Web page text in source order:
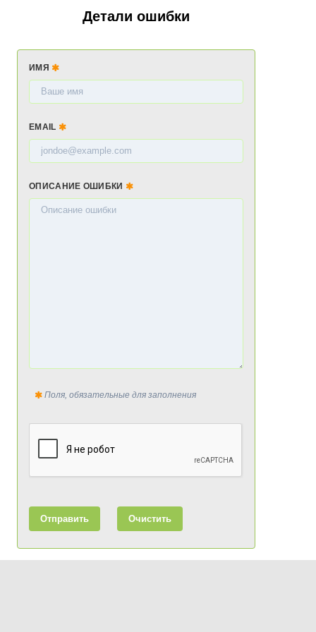
Детали ошибки
ИМЯ
EMAIL
ОПИСАНИЕ ОШИБКИ
Поля, обязательные для заполнения
Отправить Очистить